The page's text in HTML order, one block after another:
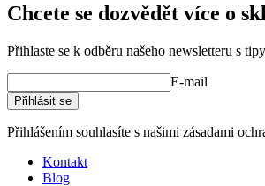
Chcete se dozvědět více o
Přihlaste se k odběru našeho newsletteru s
E-mail
Přihlásit se
Přihlášením souhlasíte s našimi zásadami
Kontakt
Blog